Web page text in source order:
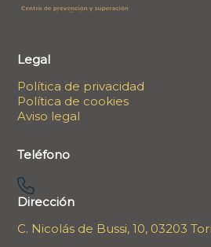
Legal
Política de privacidad
Política de cookies
Aviso legal
Teléfono
Dirección
C. Nicolás de Bussi, 10, 03203